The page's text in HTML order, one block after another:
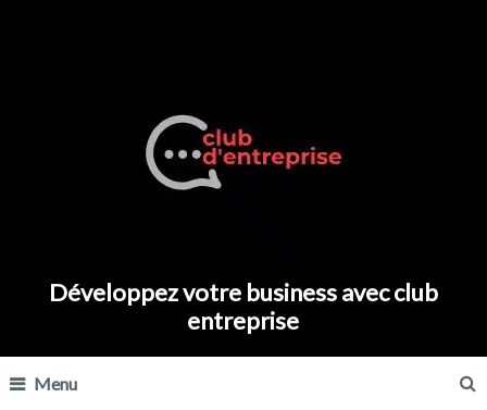
Développez votre business avec club
entreprise
Menu